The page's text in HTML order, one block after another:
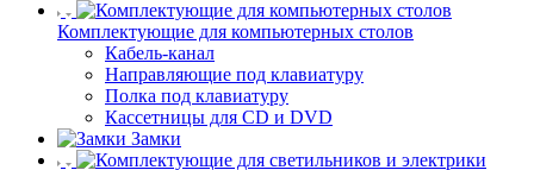
Комплектующие для компьютерных столов
Кабель-канал
Направляющие под клавиатуру
Полка под клавиатуру
Кассетницы для CD и DVD
Замки